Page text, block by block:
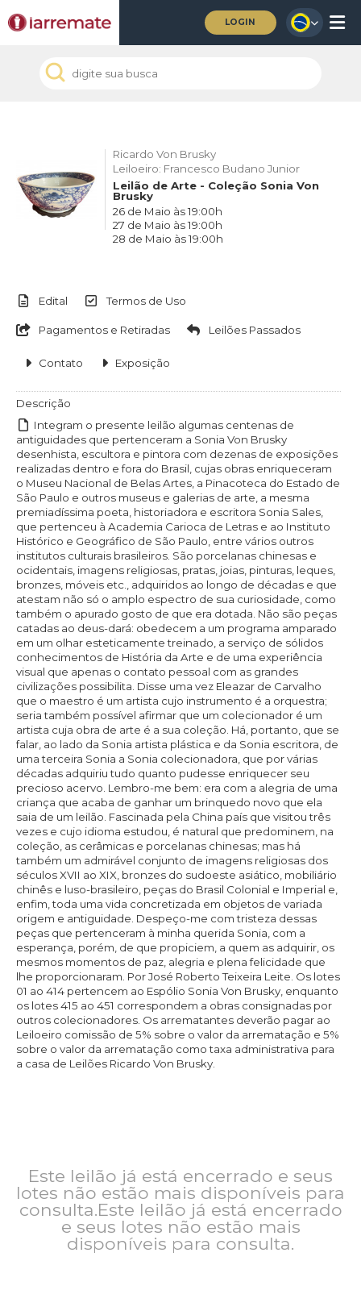
LOGIN
Ricardo Von Brusky
Leiloeiro: Francesco Budano Junior
Leilão de Arte - Coleção Sonia Von
Brusky
26 de Maio às 19:00h
27 de Maio às 19:00h
28 de Maio às 19:00h
Edital Termos de Uso
Pagamentos e Retiradas Leilões Passados
Contato Exposição
Descrição
Integram o presente leilão algumas centenas de
antiguidades que pertenceram a Sonia Von Brusky
desenhista, escultora e pintora com dezenas de exposições
realizadas dentro e fora do Brasil, cujas obras enriqueceram
o Museu Nacional de Belas Artes, a Pinacoteca do Estado de
São Paulo e outros museus e galerias de arte, a mesma
premiadíssima poeta, historiadora e escritora Sonia Sales,
que pertenceu à Academia Carioca de Letras e ao Instituto
Histórico e Geográfico de São Paulo, entre vários outros
institutos culturais brasileiros. São porcelanas chinesas e
ocidentais, imagens religiosas, pratas, joias, pinturas, leques,
bronzes, móveis etc., adquiridos ao longo de décadas e que
atestam não só o amplo espectro de sua curiosidade, como
também o apurado gosto de que era dotada. Não são peças
catadas ao deus-dará: obedecem a um programa amparado
em um olhar esteticamente treinado, a serviço de sólidos
conhecimentos de História da Arte e de uma experiência
visual que apenas o contato pessoal com as grandes
civilizações possibilita. Disse uma vez Eleazar de Carvalho
que o maestro é um artista cujo instrumento é a orquestra;
seria também possível afirmar que um colecionador é um
artista cuja obra de arte é a sua coleção. Há, portanto, que se
falar, ao lado da Sonia artista plástica e da Sonia escritora, de
uma terceira Sonia a Sonia colecionadora, que por várias
décadas adquiriu tudo quanto pudesse enriquecer seu
precioso acervo. Lembro-me bem: era com a alegria de uma
criança que acaba de ganhar um brinquedo novo que ela
saia de um leilão. Fascinada pela China país que visitou três
vezes e cujo idioma estudou, é natural que predominem, na
coleção, as cerâmicas e porcelanas chinesas; mas há
também um admirável conjunto de imagens religiosas dos
séculos XVII ao XIX, bronzes do sudoeste asiático, mobiliário
chinês e luso-brasileiro, peças do Brasil Colonial e Imperial e,
enfim, toda uma vida concretizada em objetos de variada
origem e antiguidade. Despeço-me com tristeza dessas
peças que pertenceram à minha querida Sonia, com a
esperança, porém, de que propiciem, a quem as adquirir, os
mesmos momentos de paz, alegria e plena felicidade que
lhe proporcionaram. Por José Roberto Teixeira Leite. Os lotes
01 ao 414 pertencem ao Espólio Sonia Von Brusky, enquanto
os lotes 415 ao 451 correspondem a obras consignadas por
outros colecionadores. Os arrematantes deverão pagar ao
Leiloeiro comissão de 5% sobre o valor da arrematação e 5%
sobre o valor da arrematação como taxa administrativa para
a casa de Leilões Ricardo Von Brusky.
Este leilão já está encerrado e seus
lotes não estão mais disponíveis para
consulta.Este leilão já está encerrado
e seus lotes não estão mais
disponíveis para consulta.